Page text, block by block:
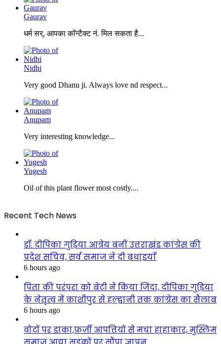
Gaurav
धर्म सर्, आपका कॉन्टैक्ट नं. मिल सकता है...
Nidhi
Very good Dhanu ji. Always love nd respect...
Anupam
Very interesting knowledge...
Yugesh
Oil of this plant flower most costly....
Recent Tech News
डॉ. दीपिका गुड़िया आत्रेय बनीं उत्तराखंड कांग्रेस की
प्रदेश सचिव, सर्व समाज ने दी बधाइयाँ
6 hours ago
पिता की परंपरा को बेटी ने किया जिंदा, दीपिका गुड़िया
के नेतृत्व में काशीपुर से हल्द्वानी तक कांग्रेस का सैलाब
6 hours ago
वोटों पर डाका,फ़र्ज़ी आपत्तियों से मचा हाहाकार, मुस्लिम